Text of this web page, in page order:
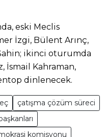
eski Meclis
İzgi, Bülent Arınç,
ikinci oturumda
İsmail Kahraman,
dinlenecek.
çatışma çözüm süreci
komisyonu